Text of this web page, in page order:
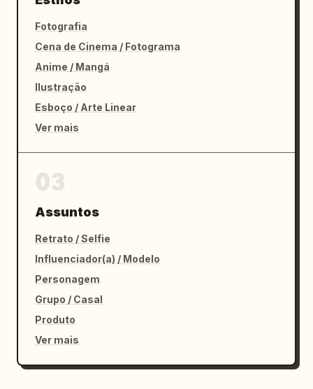
Fotografia
Cena de Cinema / Fotograma
Anime / Mangá
Ilustração
Esboço / Arte Linear
Ver mais
Assuntos
Retrato / Selfie
Influenciador(a) / Modelo
Personagem
Grupo / Casal
Produto
Ver mais